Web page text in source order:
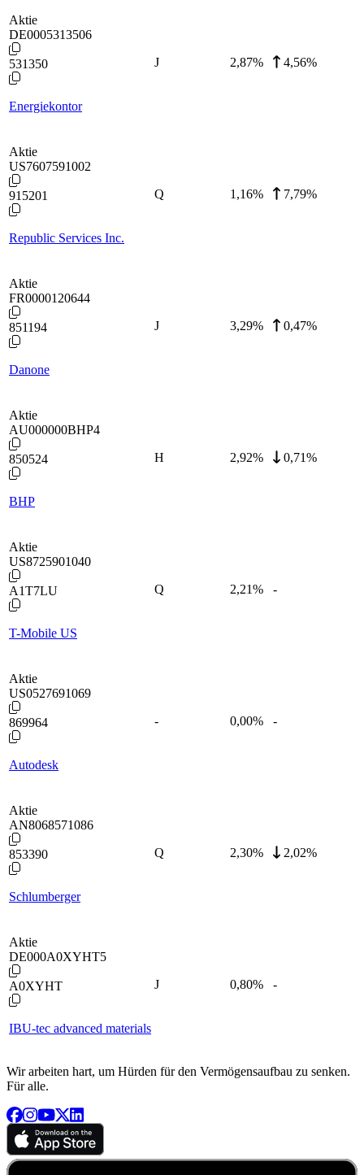
Aktie
DE0005313506
531350
Energiekontor
J 2,87% 4,56%
Aktie
US7607591002
915201
Republic Services Inc.
Q 1,16% 7,79%
Aktie
FR0000120644
851194
Danone
J 3,29% 0,47%
Aktie
AU000000BHP4
850524
BHP
H 2,92% 0,71%
Aktie
US8725901040
A1T7LU
T-Mobile US
Q 2,21% -
Aktie
US0527691069
869964
Autodesk
- 0,00% -
Aktie
AN8068571086
853390
Schlumberger
Q 2,30% 2,02%
Aktie
DE000A0XYHT5
A0XYHT
IBU-tec advanced materials
J 0,80% -
Wir arbeiten hart, um Hürden für den Vermögensaufbau zu senken.
Für alle.